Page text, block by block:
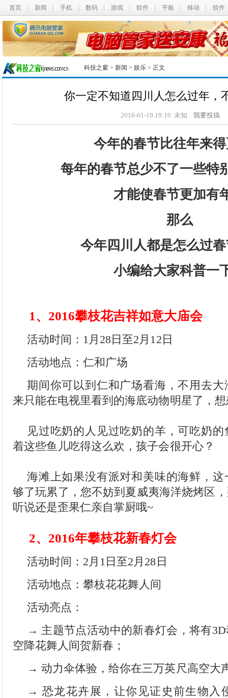
首页 新闻 手机 数码 游戏 软件 平板 移动 软件
科技之窗 > 新闻 > 娱乐 > 正文
你一定不知道四川人怎么过年，
2016-01-19 19:10 未知我要投搞
今年的春节比往年来
每年的春节总少不了一些特
才能使春节更加有
那么
今年四川人都是怎么过
小编给大家科普一
1、2016攀枝花吉祥如意大庙会
活动时间：1月28日至2月12日
活动地点：仁和广场
期间你可以到仁和广场看海，不用去
来只能在电视里看到的海底动物明星了，
见过吃奶的人见过吃奶的羊，可吃奶
着这些鱼儿吃得这么欢，孩子会很开心？
海滩上如果没有派对和美味的海鲜，
够了玩累了，您不妨到夏威夷海洋烧烤区
听说还是歪果仁亲自掌厨哦~
2、2016年攀枝花新春灯会
活动时间：2月1日至2月28日
活动地点：攀枝花花舞人间
活动亮点：
→ 主题节点活动中的新春灯会，将有
空降花舞人间贺新春；
→ 动力伞体验，给你在三万英尺高空大
→ 恐龙花卉展，让你见证史前生物入